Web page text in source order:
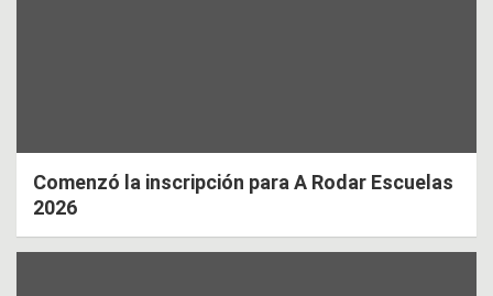
Comenzó la inscripción para A Rodar Escuelas
2026